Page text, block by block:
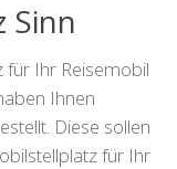
Sinn
für Ihr Reisemobil
Ihnen
Diese sollen
für Ihr